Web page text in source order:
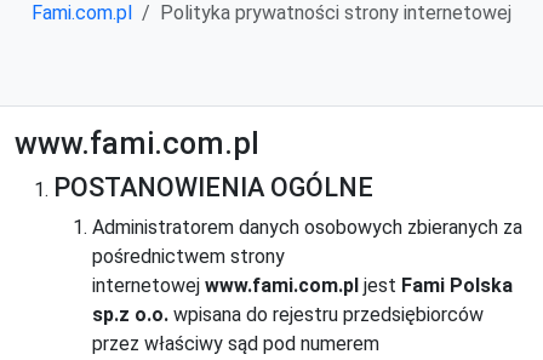
Fami.com.pl Polityka prywatności strony internetowej
www.fami.com.pl
POSTANOWIENIA OGÓLNE
Administratorem danych osobowych zbieranych za
pośrednictwem strony
internetowej www.fami.com.pl jest Fami Polska
sp.z o.o. wpisana do rejestru przedsiębiorców
przez właściwy sąd pod numerem